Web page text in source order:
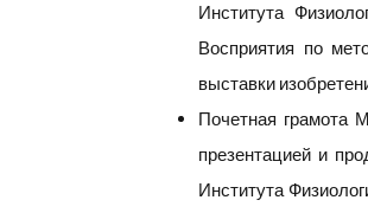
Института
Восприятия по
выставки
Почетная грамота
презентацией и
Института